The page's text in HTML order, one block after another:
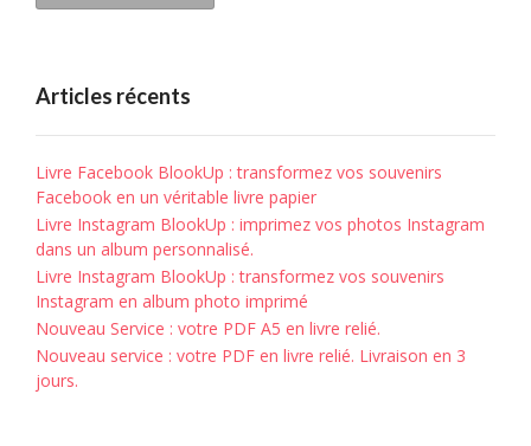
Articles récents
Livre Facebook BlookUp : transformez vos souvenirs
Facebook en un véritable livre papier
Livre Instagram BlookUp : imprimez vos photos Instagram
dans un album personnalisé.
Livre Instagram BlookUp : transformez vos souvenirs
Instagram en album photo imprimé
Nouveau Service : votre PDF A5 en livre relié.
Nouveau service : votre PDF en livre relié. Livraison en 3
jours.